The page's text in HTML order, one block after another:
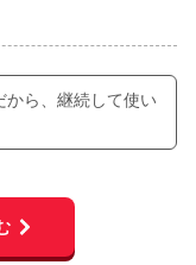
から、継続して使い